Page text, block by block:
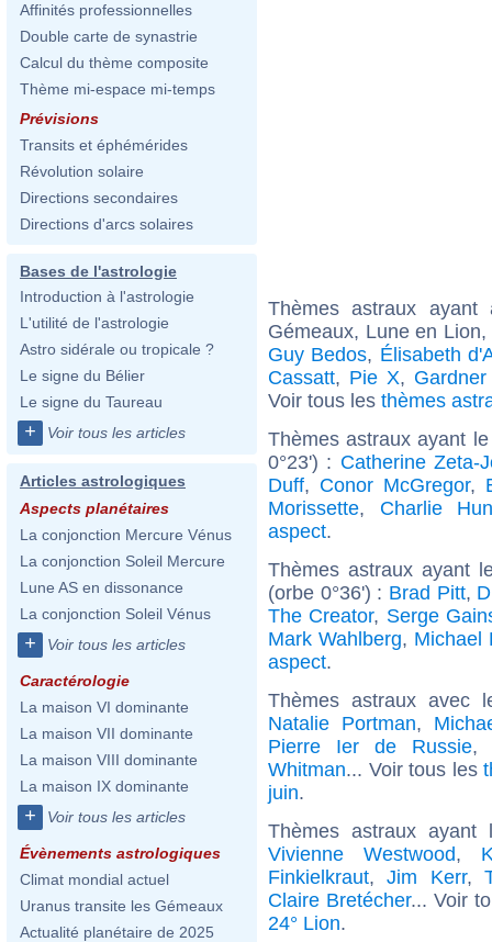
Affinités professionnelles
Double carte de synastrie
Calcul du thème composite
Thème mi-espace mi-temps
Prévisions
Transits et éphémérides
Révolution solaire
Directions secondaires
Directions d'arcs solaires
Bases de l'astrologie
Introduction à l'astrologie
L'utilité de l'astrologie
Astro sidérale ou tropicale ?
Le signe du Bélier
Le signe du Taureau
+ Voir tous les articles
Articles astrologiques
Aspects planétaires
La conjonction Mercure Vénus
La conjonction Soleil Mercure
Lune AS en dissonance
La conjonction Soleil Vénus
+ Voir tous les articles
Caractérologie
La maison VI dominante
La maison VII dominante
La maison VIII dominante
La maison IX dominante
+ Voir tous les articles
Évènements astrologiques
Climat mondial actuel
Uranus transite les Gémeaux
Actualité planétaire de 2025
Thèmes astraux
Gémeaux, Lune en
Guy Bedos, Élisabeth
Cassatt, Pie X,
Voir tous les thèmes
Thèmes astraux ayant
0°23') : Catherine Zeta-
Duff, Conor McGregor,
Morissette, Charlie
aspect.
Thèmes astraux ayant
(orbe 0°36') : Brad Pitt,
The Creator, Serge
Mark Wahlberg, Michael
aspect.
Thèmes astraux avec
Natalie Portman,
Pierre Ier de Russie
Whitman... Voir tous les
juin.
Thèmes astraux
Vivienne Westwood,
Finkielkraut,Jim Kerr,
Claire Bretécher... Voir
24° Lion.